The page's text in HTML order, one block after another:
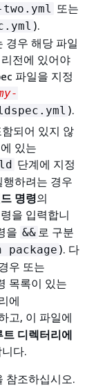
또는
).
경우 해당 파일
전에 있어야
파일을 지정
).
되어 있지 않
있는
단계에 지정
하려는 경우
명령의
을 입력합니
을 && 로 구분
package ). 다
우 또는
목록이 있는
에
고, 이 파일에
트 디렉터리에
다.
참조하십시오.